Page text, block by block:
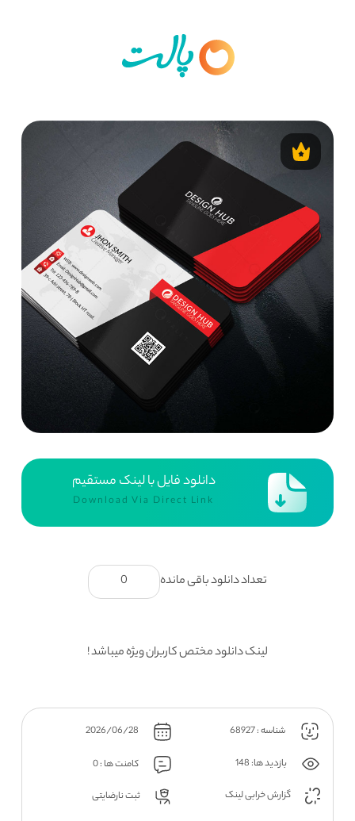
دانلود فایل با لینک مستقیم
Download Via Direct Link
تعداد دانلود باقی مانده 0
لینک دانلود مختص کاربران ویژه میباشد !
شناسه : 68927
بازدید ها: 148
کامنت ها : 0
گزارش خرابی لینک
ثبت نارضایتی